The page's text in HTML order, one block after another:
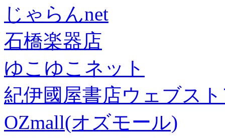
じゃらんnet
石橋楽器店
ゆこゆこネット
紀伊國屋書店ウェブス
OZmall(オズモール)